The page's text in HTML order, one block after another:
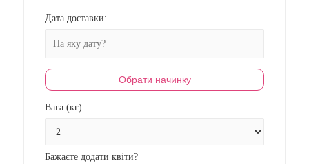
Дата доставки:
Обрати начинку
Вага (кг):
Бажаєте додати квіти?